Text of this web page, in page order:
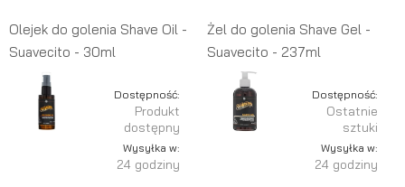
Olejek do golenia Shave Oil -
Suavecito - 30ml
Dostępność:
Produkt
dostępny
Wysyłka w:
24 godziny
Żel do golenia Shave Gel -
Suavecito - 237ml
Dostępność:
Ostatnie
sztuki
Wysyłka w:
24 godziny